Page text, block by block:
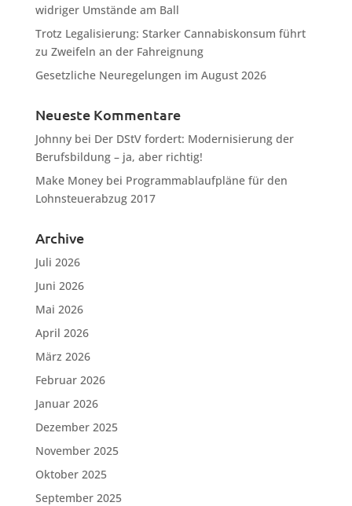
widriger Umstände am Ball
Trotz Legalisierung: Starker Cannabiskonsum führt
zu Zweifeln an der Fahreignung
Gesetzliche Neuregelungen im August 2026
Neueste Kommentare
Johnnybei Der DStV fordert: Modernisierung der
Berufsbildung – ja, aber richtig!
Make Moneybei Programmablaufpläne für den
Lohnsteuerabzug 2017
Archive
Juli 2026
Juni 2026
Mai 2026
April 2026
März 2026
Februar 2026
Januar 2026
Dezember 2025
November 2025
Oktober 2025
September 2025